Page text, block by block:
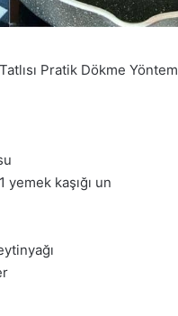
Tatlısı Pratik Dökme
yemek kaşığı un